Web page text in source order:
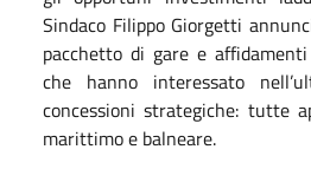
Sindaco Filippo Giorgetti
pacchetto di gare e
che hanno interessato
concessioni strategiche: tutte
marittimo e balneare.